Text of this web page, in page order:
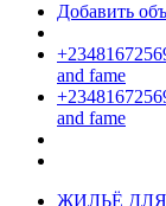
Добавить
and fame
and fame
ЖИЛЬЁ